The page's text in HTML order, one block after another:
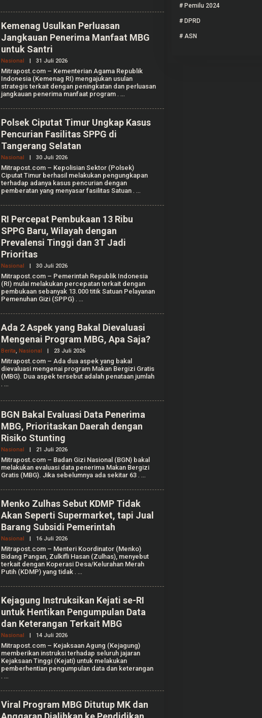
I
I
N
I
F
A
L
E
N
Kemenag Usulkan Perluasan
Jangkauan Penerima Manfaat MBG
untuk Santri
Nasional 31 Juli 2026O
E
H
A
U
I
A
A
N
I
S
A
P
U
T
R
Mitrapost.com – Kementerian Agama Republik
Indonesia (Kemenag RI) mengajukan usulan
strategis terkait dengan peningkatan dan perluasan
jangkauan penerima manfaat program .
Polsek Ciputat Timur Ungkap Kasus
Pencurian Fasilitas SPPG di
Tangerang Selatan
Nasional 30 Juli 2026O
E
H
A
U
I
A
N
I
S
P
T
R
Mitrapost.com – Kepolisian Sektor (Polsek)
Ciputat Timur berhasil melakukan pengungkapan
terhadap adanya kasus pencurian dengan
pemberatan yang menyasar fasilitas Satuan .
RI Percepat Pembukaan 13 Ribu
SPPG Baru, Wilayah dengan
Prevalensi Tinggi dan 3T Jadi
Prioritas
Nasional 30 Juli 2026O
E
H
A
U
I
A
N
S
S
P
U
I
Mitrapost.com – Pemerintah Republik Indonesia
(RI) mulai melakukan percepatan terkait dengan
pembukaan sebanyak 13.000 titik Satuan Pelayanan
Pemenuhan Gizi (SPPG) .
Ada 2 Aspek yang Bakal Dievaluasi
Mengenai Program MBG, Apa Saja?
Berita, Nasional 23 Juli 2026O
E
H
A
S
A
U
Mitrapost.com – Ada dua aspek yang bakal
dievaluasi mengenai program Makan Bergizi Gratis
(MBG). Dua aspek tersebut adalah penataan jumlah
.
BGN Bakal Evaluasi Data Penerima
MBG, Prioritaskan Daerah dengan
Risiko Stunting
Nasional 21 Juli 2026O
E
H
A
I
A
N
I
A
F
A
L
L
N
Mitrapost.com – Badan Gizi Nasional (BGN) bakal
melakukan evaluasi data penerima Makan Bergizi
Gratis (MBG). Jika sebelumnya ada sekitar 63 .
Menko Zulhas Sebut KDMP Tidak
Akan Seperti Supermarket, tapi Jual
Barang Subsidi Pemerintah
Nasional 16 Juli 2026O
L
E
H
A
U
I
A
A
N
I
A
P
U
T
R
Mitrapost.com – Menteri Koordinator (Menko)
Bidang Pangan, Zulkifli Hasan (Zulhas), menyebut
terkait dengan Koperasi Desa/Kelurahan Merah
Putih (KDMP) yang tidak .
Kejagung Instruksikan Kejati se-RI
untuk Hentikan Pengumpulan Data
dan Keterangan Terkait MBG
Nasional 14 Juli 2026O
L
E
H
A
U
A
N
I
Mitrapost.com – Kejaksaan Agung (Kejagung)
memberikan instruksi terhadap seluruh jajaran
Kejaksaan Tinggi (Kejati) untuk melakukan
pemberhentian pengumpulan data dan keterangan
.
Viral Program MBG Ditutup MK dan
# Pemilu 2024
# DPRD
# ASN